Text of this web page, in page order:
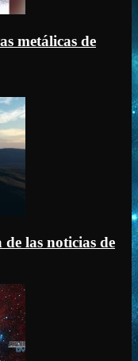
metálicas de
de las noticias de